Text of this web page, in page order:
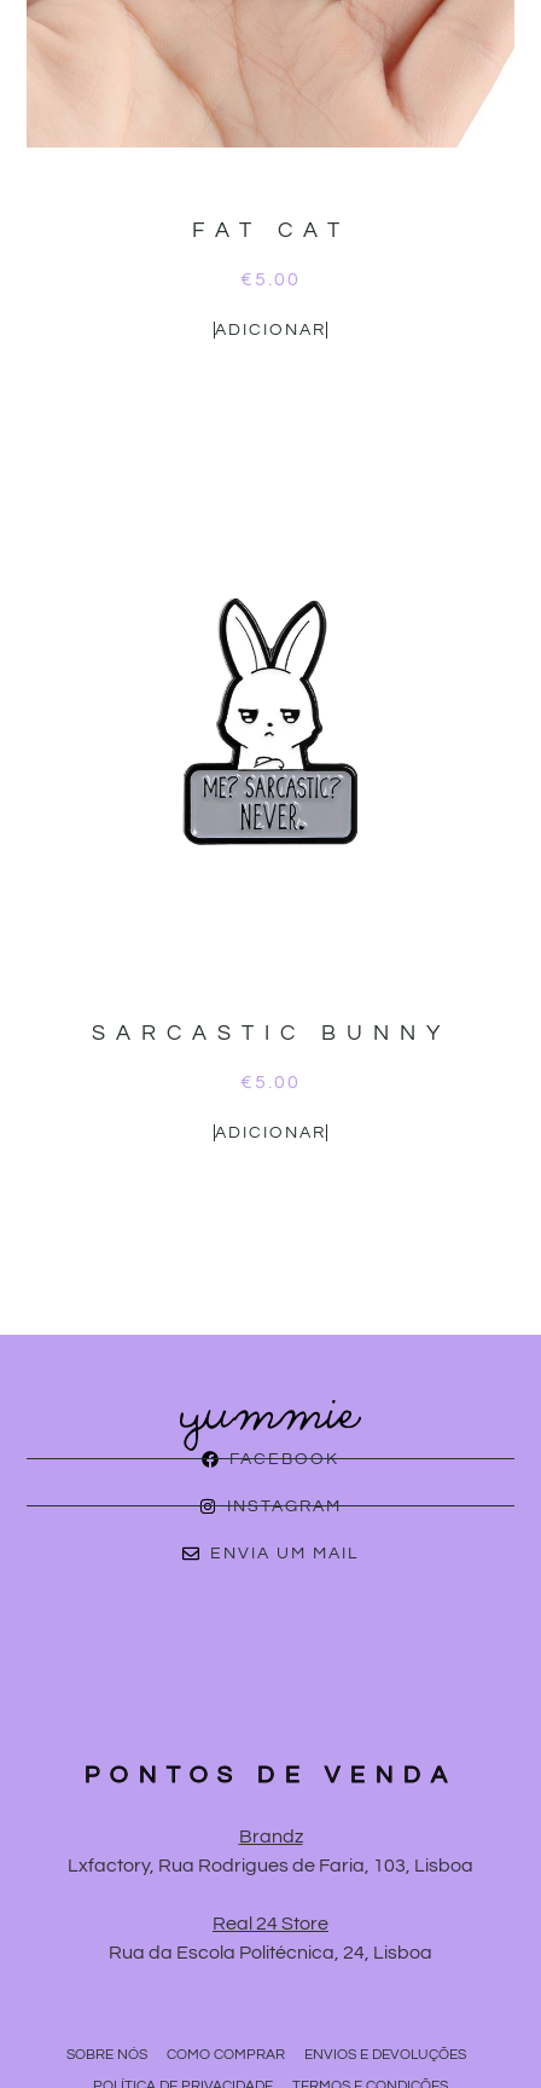
FAT CAT
€ 5.00
ADICIONAR
SARCASTIC BUNNY
€ 5.00
ADICIONAR
FACEBOOK
INSTAGRAM
ENVIA UM MAIL
PONTOS DE VENDA
Brandz
Lxfactory, Rua Rodrigues de Faria, 103, Lisboa
Real 24 Store
Rua da Escola Politécnica, 24, Lisboa
SOBRE NÓS COMO COMPRAR
ENVIOS E DEVOLUÇÕES